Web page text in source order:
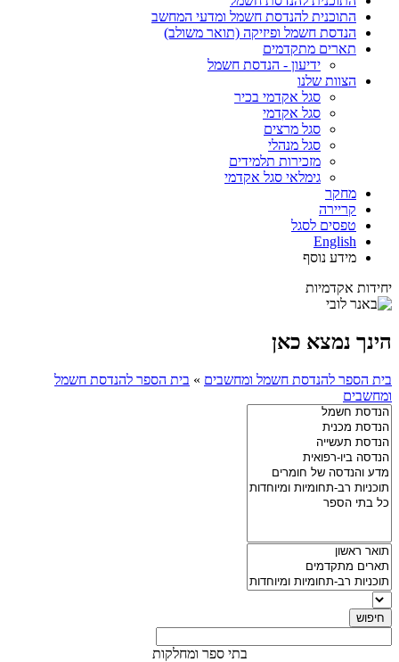
התוכנית להנדסת חשמל ומדעי המחשב
הנדסת חשמל ופיזיקה (תואר משולב)
תארים מתקדמים
ידיעון - הנדסת חשמל
הצוות שלנו
סגל אקדמי בכיר
סגל אקדמי
סגל מרצים
סגל מנהלי
מזכירות תלמידים
גימלאי סגל אקדמי
מחקר
קריירה
טפסים לסגל
English
מידע נוסף
יחידות אקדמיות
הינך נמצא כאן
בית הספר להנדסת חשמל ומחשבים » בית הספר להנדסת חשמל
ומחשבים
בתי ספר ומחלקות